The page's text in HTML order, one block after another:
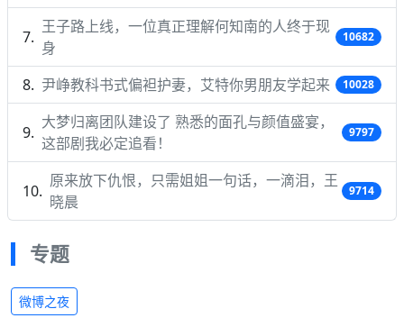
王子路上线，一位真正理解何知南的人终于现
身
10682
尹峥教科书式偏袒护妻，艾特你男朋友学起来 10028
大梦归离团队建设了 熟悉的面孔与颜值盛宴，
这部剧我必定追看！
9797
原来放下仇恨，只需姐姐一句话，一滴泪，王
晓晨
9714
专题
微博之夜